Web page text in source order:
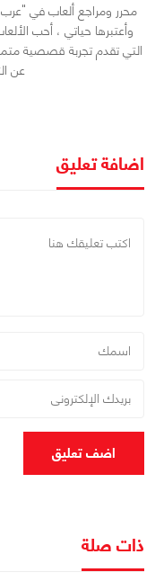
محرر ومراجع ألعاب في
عن
اضافة تعليق
اضف تعليق
ذات صلة